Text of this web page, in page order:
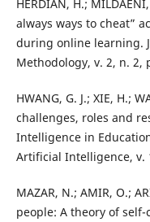
HERDIAN, H.;
always ways to cheat”
during online learning.
Methodology, v. 2, n. 2,
HWANG, G. J.; XIE, H.;
challenges, roles and
Intelligence in
Artificial Intelligence, v.
MAZAR, N.; AMIR, O.;
people: A theory of